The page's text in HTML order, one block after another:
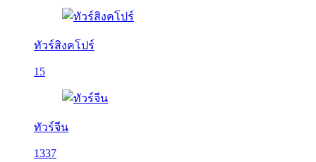
ทัวร์สิงคโปร์
15
ทัวร์จีน
1337